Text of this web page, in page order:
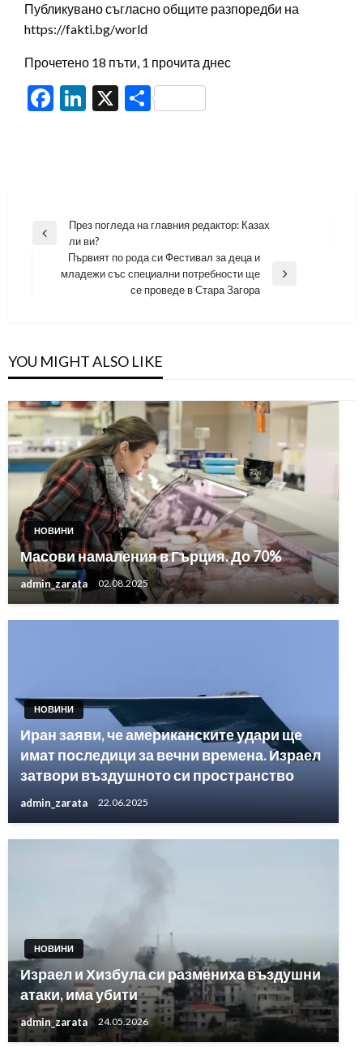
Публикувано съгласно общите разпоредби на
https://fakti.bg/world
Прочетено 18 пъти, 1 прочита днес
Facebook
LinkedIn
X Share
Навигация
Previous
През погледа на главния редактор: Казах
ли ви?
Next
Първият по рода си Фестивал за деца и
младежи със специални потребности ще
се проведе в Стара Загора
YOU MIGHT ALSO LIKE
НОВИНИ
Масови намаления в Гърция. До 70%
admin_zarata 02.08.2025
НОВИНИ
Иран заяви, че американските удари ще
имат последици за вечни времена. Израел
затвори въздушното си пространство
admin_zarata 22.06.2025
НОВИНИ
Израел и Хизбула си размениха въздушни
атаки, има убити
admin_zarata 24.05.2026